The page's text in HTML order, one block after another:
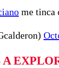
me tinca